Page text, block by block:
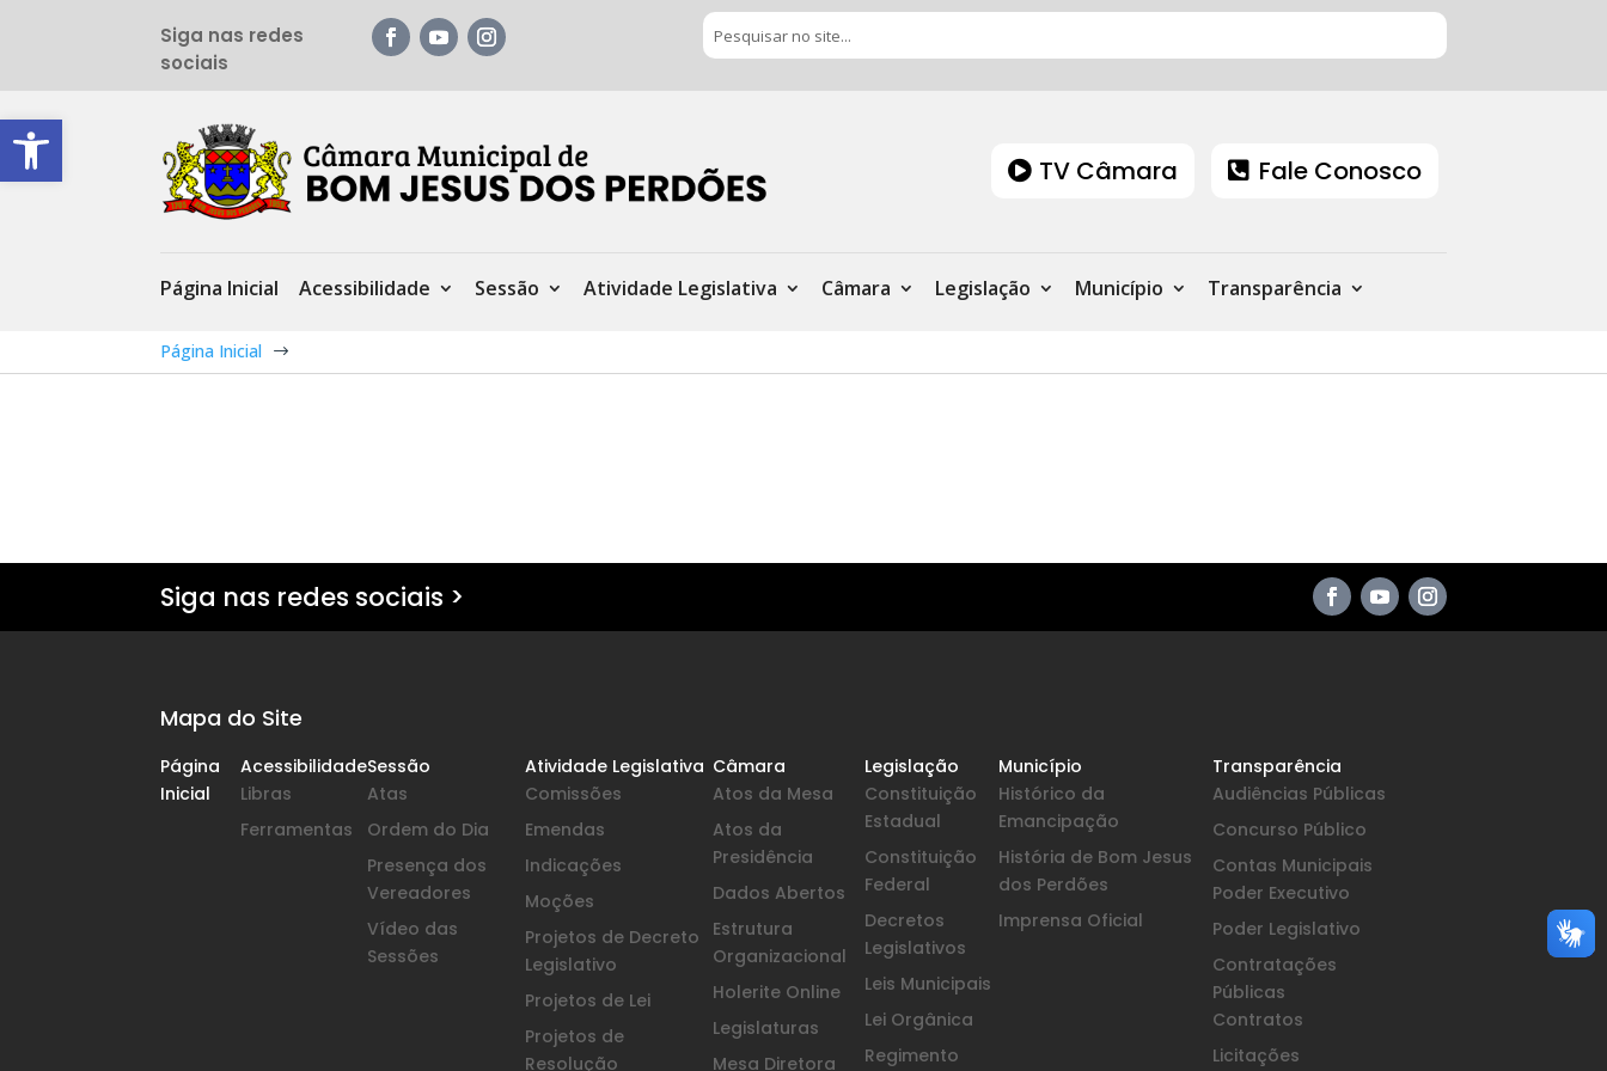
Barra de Ferramentas Aberta
Siga nas redes
sociais
TV Câmara Fale Conosco
Página Inicial Acessibilidade Sessão Atividade Legislativa Câmara Legislação Município Transparência
Página Inicial $
Siga nas redes sociais >
Mapa do Site
Página
Inicial
Acessibilidade
Libras
Ferramentas
Sessão
Atas
Ordem do Dia
Presença dos
Vereadores
Vídeo das
Sessões
Atividade Legislativa
Comissões
Emendas
Indicações
Moções
Projetos de Decreto
Legislativo
Projetos de Lei
Projetos de
Resolução
Câmara
Atos da Mesa
Atos da
Presidência
Dados Abertos
Estrutura
Organizacional
Holerite Online
Legislaturas
Mesa Diretora
Legislação
Constituição
Estadual
Constituição
Federal
Decretos
Legislativos
Leis Municipais
Lei Orgânica
Regimento
Município
Histórico da
Emancipação
História de Bom Jesus
dos Perdões
Imprensa Oficial
Transparência
Audiências Públicas
Concurso Público
Contas Municipais
Poder Executivo
Poder Legislativo
Contratações
Públicas
Contratos
Licitações